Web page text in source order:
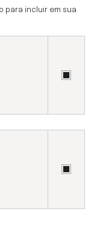
para incluir em sua